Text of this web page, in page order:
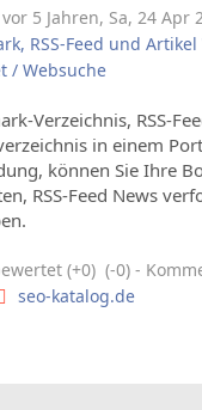
5 Jahren, Sa, 24 Apr
RSS-Feed und
/ Websuche
Verzeichnis, RSS-
in einem
können Sie Ihre
RSS-Feed News
(+0) (-0)-
seo-katalog.de